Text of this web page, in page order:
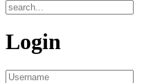
Login